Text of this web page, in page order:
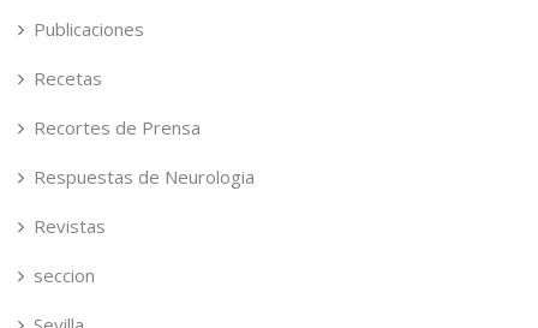
Publicaciones
Recetas
Recortes de Prensa
Respuestas de Neurologia
Revistas
seccion